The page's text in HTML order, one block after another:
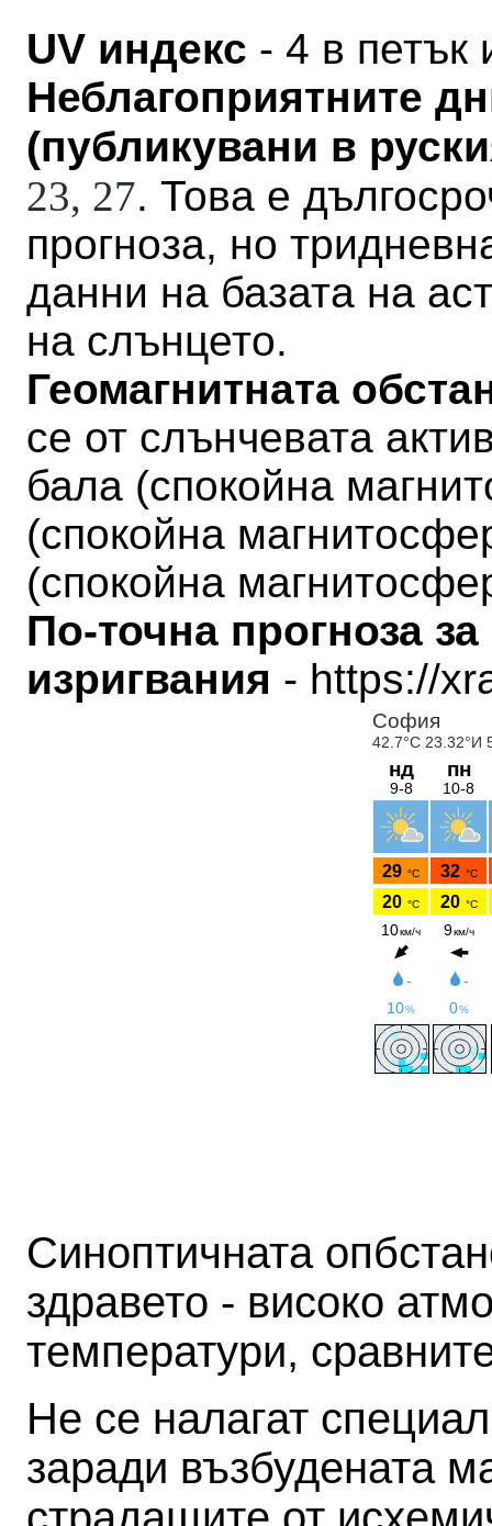
UV индекс - 4 в петък
Неблагоприятните
(публикувани в
23, 27. Това е
прогноза, но
данни на базата на
на слънцето.
Геомагнитната
се от слънчевата
бала (спокойна
(спокойна
(спокойна
По-точна прогноза
изригвания - https://
Синоптичната
здравето - високо
температури,
Не се налагат
заради възбудената